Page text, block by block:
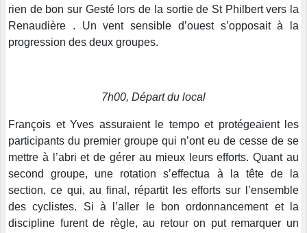
rien de bon sur Gesté lors de la sortie de St Philbert vers la
Renaudière . Un vent sensible d’ouest s’opposait à la
progression des deux groupes.
7h00, Départ du local
François et Yves assuraient le tempo et protégeaient les
participants du premier groupe qui n’ont eu de cesse de se
mettre à l’abri et de gérer au mieux leurs efforts. Quant au
second groupe, une rotation s’effectua à la tête de la
section, ce qui, au final, répartit les efforts sur l’ensemble
des cyclistes. Si à l’aller le bon ordonnancement et la
discipline furent de règle, au retour on put remarquer un